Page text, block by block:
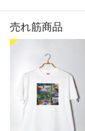
売れ筋商品